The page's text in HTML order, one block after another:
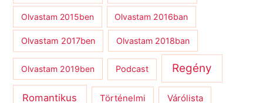
Olvastam 2015ben Olvastam 2016ban
Olvastam 2017ben Olvastam 2018ban
Olvastam 2019ben Podcast Regény
Romantikus Történelmi Várólista